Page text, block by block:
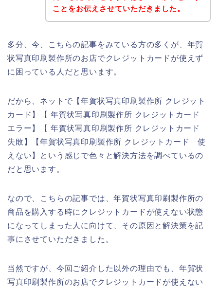
ことをお伝えさせていただきました。
多分、今、こちらの記事をみている方の多くが、年賀
状写真印刷製作所のお店でクレジットカードが使えず
に困っている人だと思います。
だから、ネットで【年賀状写真印刷製作所 クレジット
カード】【 年賀状写真印刷製作所 クレジットカード
エラー】【 年賀状写真印刷製作所 クレジットカード
失敗】【年賀状写真印刷製作所 クレジットカード 使
えない】という感じで色々と解決方法を調べているの
だと思います。
なので、こちらの記事では、年賀状写真印刷製作所の
商品を購入する時にクレジットカードが使えない状態
になってしまった人に向けて、その原因と解決策を記
事にさせていただきました。
当然ですが、今回ご紹介した以外の理由でも、年賀状
写真印刷製作所のお店でクレジットカードが使えない